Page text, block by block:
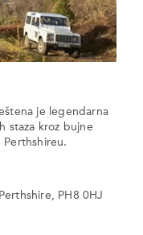
je legendarna
staza kroz bujne
Perthshireu.
PH8 0HJ